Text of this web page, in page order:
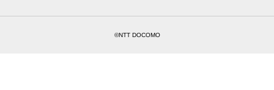
©NTT DOCOMO